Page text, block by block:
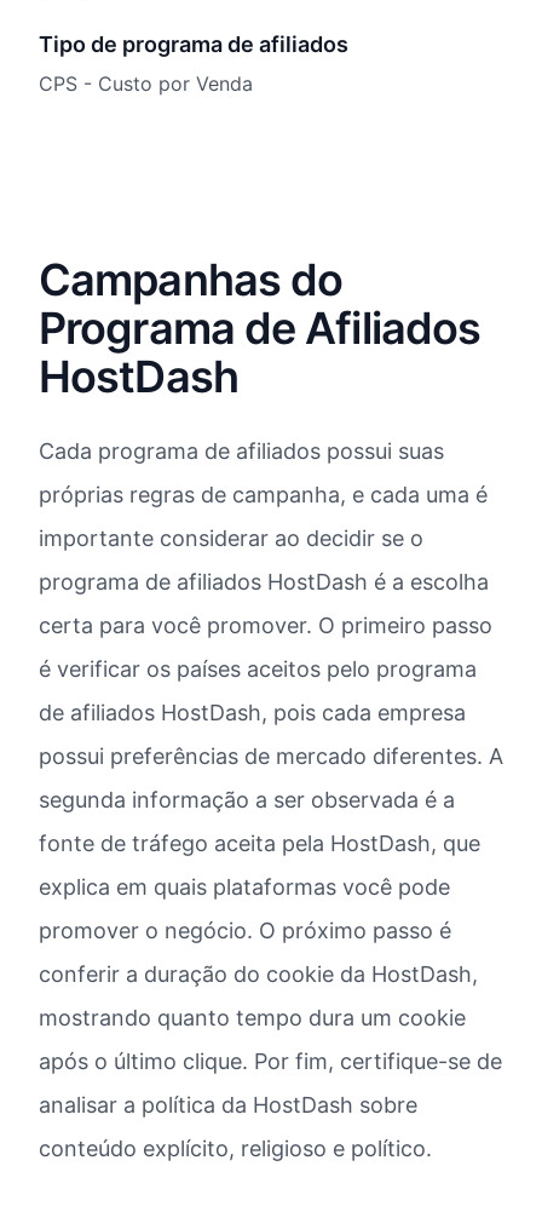
Tipo de programa de afiliados
CPS - Custo por Venda
Campanhas do
Programa de Afiliados
HostDash
Cada programa de afiliados possui suas
próprias regras de campanha, e cada uma é
importante considerar ao decidir se o
programa de afiliados HostDash é a escolha
certa para você promover. O primeiro passo
é verificar os países aceitos pelo programa
de afiliados HostDash, pois cada empresa
possui preferências de mercado diferentes. A
segunda informação a ser observada é a
fonte de tráfego aceita pela HostDash, que
explica em quais plataformas você pode
promover o negócio. O próximo passo é
conferir a duração do cookie da HostDash,
mostrando quanto tempo dura um cookie
após o último clique. Por fim, certifique-se de
analisar a política da HostDash sobre
conteúdo explícito, religioso e político.